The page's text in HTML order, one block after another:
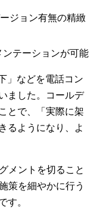
ジョン有無の精緻
テーションが可能
」などを電話コン
ました。コールデ
とで、「実際に架
るようになり、よ
メントを切ること
策を細やかに行う
す。